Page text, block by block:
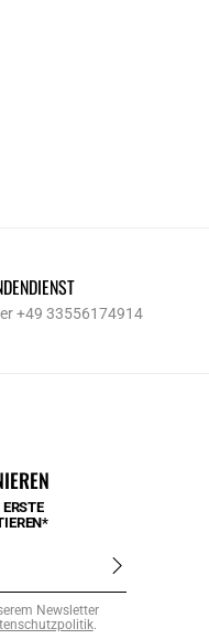
+49 33556174914
Newsletter
.